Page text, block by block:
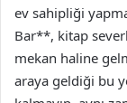
ev sahipliği
Bar**, kitap
mekan haline
araya geldiği bu